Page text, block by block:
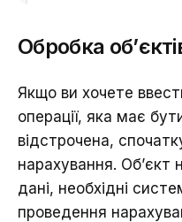
Обробка
Якщо ви хочете
операції, яка має
відстрочена,
нарахування. Об’єкт
дані, необхідні
проведення